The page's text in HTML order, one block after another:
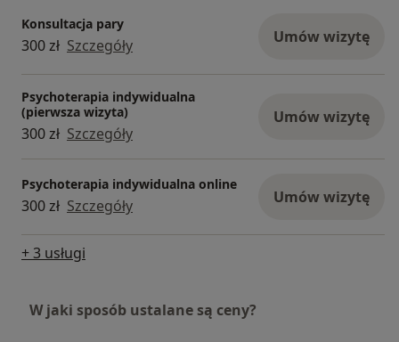
Konsultacja pary
300 zł Szczegóły Umów wizytę
Psychoterapia indywidualna
(pierwsza wizyta)
300 zł Szczegóły
Umów wizytę
Psychoterapia indywidualna online
300 zł Szczegóły Umów wizytę
+ 3 usługi
W jaki sposób ustalane są ceny?